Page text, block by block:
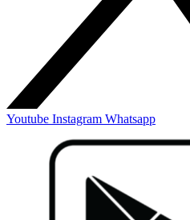
Youtube Instagram Whatsapp